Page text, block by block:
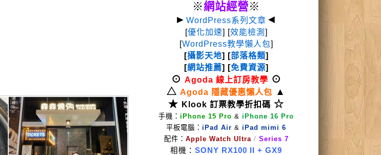
※網站經營※
► WordPress系列文章 ◄
[優化加速] [效能檢測 ]
[WordPress教學懶人包]
[攝影天地] [部落格類]
[網站推薦] [免費資源]
⊙ Agoda 線上訂房教學 ⊙
△ Agoda 隱藏優惠懶人包
▲
★ Klook 訂票教學折扣碼 ☆
手機： iPhone 15 Pro & iPhone 16 Pro
平板電腦： iPad Air & iPad mimi 6
配件： Apple Watch Ultra / Series 7
相機： SONY RX100 II
+ GX9